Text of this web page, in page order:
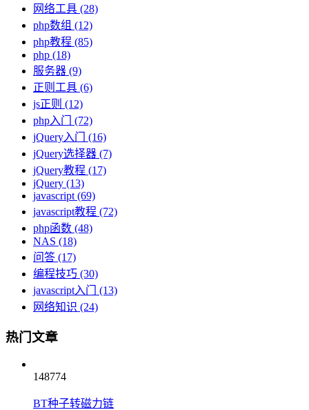
网络工具 (28)
php数组 (12)
php教程 (85)
php (18)
服务器 (9)
正则工具 (6)
js正则 (12)
php入门
(72)
jQuery入门
(16)
jQuery选择器 (7)
jQuery教程 (17)
jQuery (13)
javascript (69)
javascript教程 (72)
php函数 (48)
NAS (18)
问答 (17)
编程技巧 (30)
javascript入门
(13)
网络知识 (24)
热门文章
148774
BT种子转磁力链